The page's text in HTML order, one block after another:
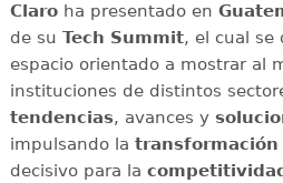
Claroha presentado en
de su Tech Summit, el cual se
espacio orientado a mostrar al
instituciones de distintos
tendencias, avances y
impulsando la
decisivo para la